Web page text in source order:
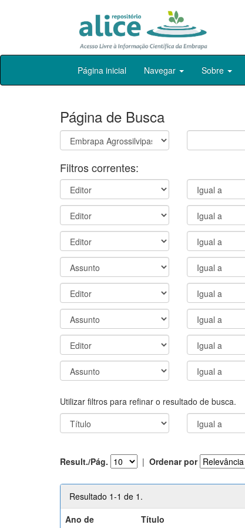
Skip
Página inicial Navegar Sobre
Página de Busca
Filtros correntes:
Utilizar filtros para refinar o resultado de busca.
Result./Pág. | Ordenar por
Resultado 1-1 de 1.
Ano de
Título